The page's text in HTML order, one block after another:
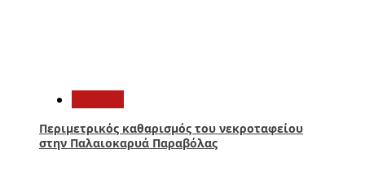
Περιμετρικός καθαρισμός του νεκροταφείου
στην Παλαιοκαρυά Παραβόλας